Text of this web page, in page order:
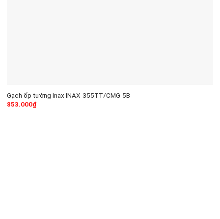
Gạch ốp tường Inax INAX-355TT/CMG-5B
853.000₫